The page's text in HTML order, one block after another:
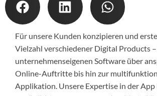
Für unsere Kunden konzipieren und
Vielzahl verschiedener Digital Products
unternehmenseigenen Software über
Online-Auftritte bis hin zur
Applikation. Unsere Expertise in der